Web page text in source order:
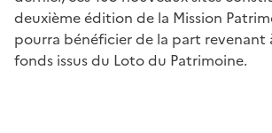
deuxième édition de la Mission
pourra bénéficier de la part revenant
fonds issus du Loto du Patrimoine.